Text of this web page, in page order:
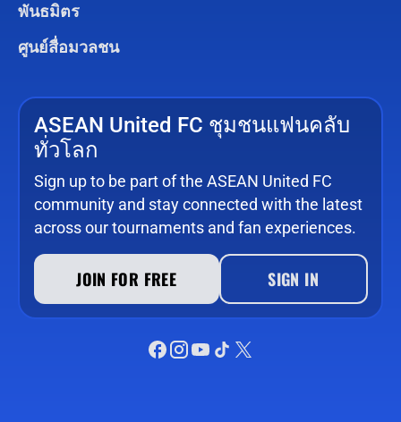
พันธมิตร
ศูนย์สื่อมวลชน
ASEAN United FC ชุมชนแฟนคลับ
ทั่วโลก
Sign up to be part of the ASEAN United FC
community and stay connected with the latest
across our tournaments and fan experiences.
JOIN FOR FREE SIGN IN